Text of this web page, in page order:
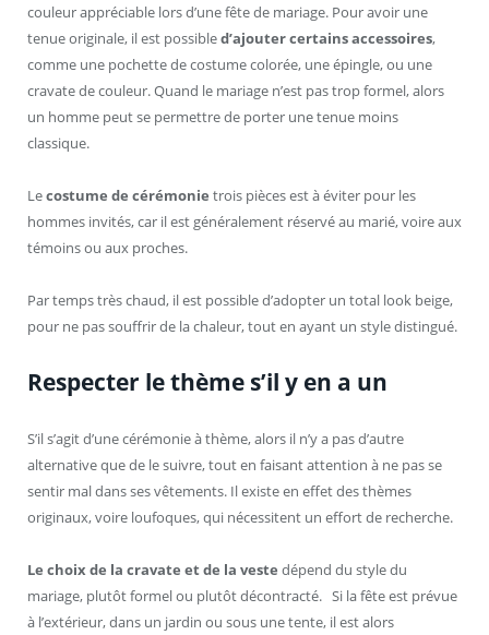
couleur appréciable lors d’une fête de mariage. Pour avoir une
tenue originale, il est possibled’ajouter certains accessoires,
comme une pochette de costume colorée, une épingle, ou une
cravate de couleur. Quand le mariage n’est pas trop formel, alors
un homme peut se permettre de porter une tenue moins
classique.
Lecostume de cérémonie trois pièces est à éviter pour les
hommes invités, car il est généralement réservé au marié, voire aux
témoins ou aux proches.
Par temps très chaud, il est possible d’adopter un total look beige,
pour ne pas souffrir de la chaleur, tout en ayant un style distingué.
Respecter le thème s’il y en a un
S’il s’agit d’une cérémonie à thème, alors il n’y a pas d’autre
alternative que de le suivre, tout en faisant attention à ne pas se
sentir mal dans ses vêtements. Il existe en effet des thèmes
originaux, voire loufoques, qui nécessitent un effort de recherche.
Le choix de la cravate et de la veste dépend du style du
mariage, plutôt formel ou plutôt décontracté. Si la fête est prévue
à l’extérieur, dans un jardin ou sous une tente, il est alors